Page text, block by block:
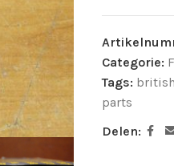
Categorie:
Tags: british
parts
Delen: